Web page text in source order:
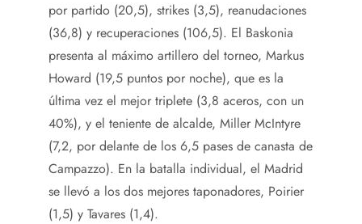
por partido (20,5), strikes (3,5), reanudaciones
(36,8) y recuperaciones (106,5). El Baskonia
presenta al máximo artillero del torneo, Markus
Howard (19,5 puntos por noche), que es la
última vez el mejor triplete (3,8 aceros, con un
40%), y el teniente de alcalde, Miller McIntyre
(7,2, por delante de los 6,5 pases de canasta de
Campazzo). En la batalla individual, el Madrid
se llevó a los dos mejores taponadores, Poirier
(1,5) y Tavares (1,4).